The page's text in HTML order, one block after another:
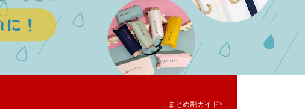
まとめ割ガイド>